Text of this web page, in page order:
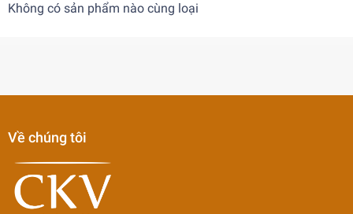
Không có sản phẩm nào cùng loại
Về chúng tôi